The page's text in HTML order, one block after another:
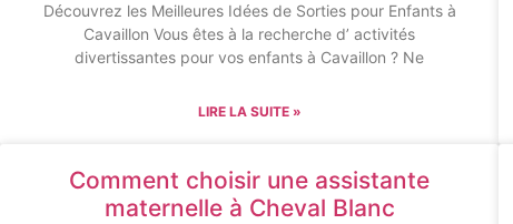
Découvrez les Meilleures Idées de Sorties pour Enfants à
Cavaillon Vous êtes à la recherche d’ activités
divertissantes pour vos enfants à Cavaillon ? Ne
LIRE LA SUITE »
Comment choisir une assistante
maternelle à Cheval Blanc